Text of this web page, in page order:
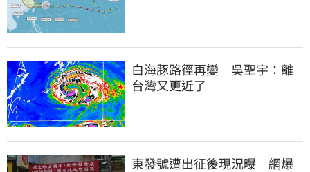
白海豚路徑再變　吳聖宇：離
台灣又更近了
東發號遭出征後現況曝　網爆